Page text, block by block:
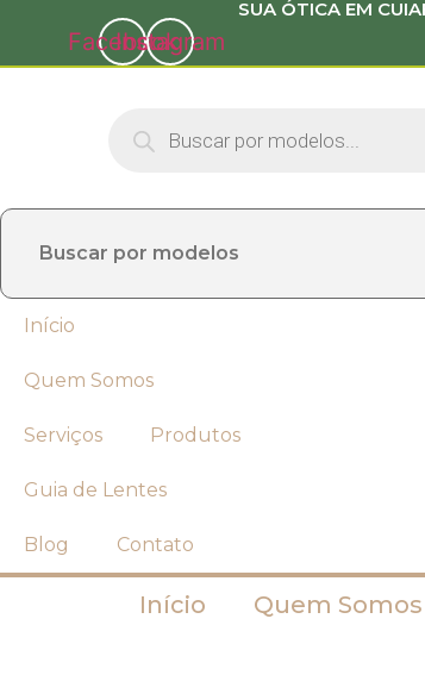
content
SUA ÓTICA EM
Facebook
Instagram
search
Início
Quem Somos
Serviços Produtos
Guia de Lentes
Blog Contato
Início Quem Somos